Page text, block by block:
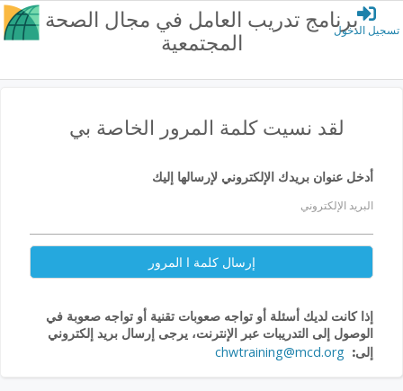
برنامج تدريب العامل في مجال الصحة
المجتمعية
تسجيل الدخول
لقد نسيت كلمة المرور الخاصة بي
أدخل عنوان بريدك الإلكتروني لإرسالها إليك
البريد الإلكتروني
إرسال كلمة ا المرور
إذا كانت لديك أسئلة أو تواجه صعوبات تقنية أو تواجه صعوبة في
الوصول إلى التدريبات عبر الإنترنت، يرجى إرسال بريد إلكتروني
إلى: chwtraining@mcd.org